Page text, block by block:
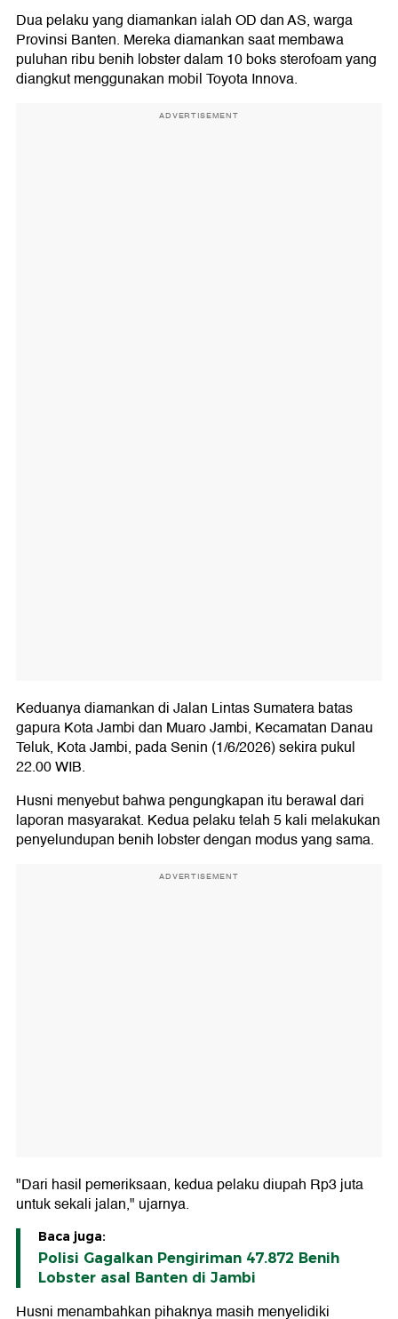
Dua pelaku yang diamankan ialah OD dan AS, warga
Provinsi Banten. Mereka diamankan saat membawa
puluhan ribu benih lobster dalam 10 boks sterofoam yang
diangkut menggunakan mobil Toyota Innova.
ADVERTISEMENT
Keduanya diamankan di Jalan Lintas Sumatera batas
gapura Kota Jambi dan Muaro Jambi, Kecamatan Danau
Teluk, Kota Jambi, pada Senin (1/6/2026) sekira pukul
22.00 WIB.
Husni menyebut bahwa pengungkapan itu berawal dari
laporan masyarakat. Kedua pelaku telah 5 kali melakukan
penyelundupan benih lobster dengan modus yang sama.
ADVERTISEMENT
"Dari hasil pemeriksaan, kedua pelaku diupah Rp3 juta
untuk sekali jalan," ujarnya.
Baca juga:
Polisi Gagalkan Pengiriman 47.872 Benih
Lobster asal Banten di Jambi
Husni menambahkan pihaknya masih menyelidiki